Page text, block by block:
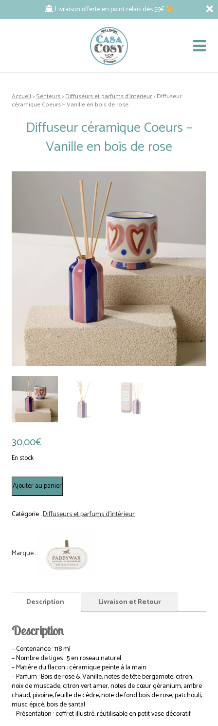
Livraison offerte en point relais dès 59€
Accueil>Senteurs>Diffuseurs et parfums d'intérieur> Diffuseur
céramique Coeurs – Vanille en bois de rose
Diffuseur céramique Coeurs –
Vanille en bois de rose
30,00€
En stock
quantité
de
Diffuseur
céramique
Coeurs
bois
Ajouter au panier
Catégorie :Diffuseurs et parfums d'intérieur
Description Livraison et Retour
Description
– Contenance : 118 ml
– Nombre de tiges : 5 en roseau naturel
– Matière du flacon : céramique peinte à la main
– Parfum : Bois de rose & Vanille, notes de tête bergamote, citron,
noix de muscade, citron vert amer, notes de cœur géranium, ambre
chaud, pivoine, feuille de cèdre, note de fond bois de rose, patchouli,
musc épicé, bois de santal
– Présentation : coffret illustré, réutilisable en petit vase décoratif